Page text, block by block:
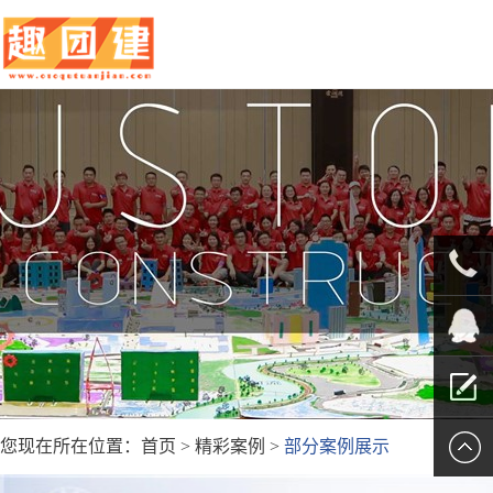
您现在所在位置： 首页 > 精彩案例 > 部分案例展示
010-
QQ客服
留言报